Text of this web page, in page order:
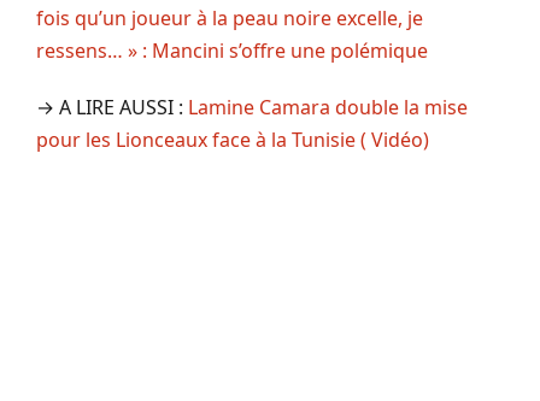
fois qu’un joueur à la peau noire excelle, je
ressens… » : Mancini s’offre une polémique
→ A LIRE AUSSI : Lamine Camara double la mise
pour les Lionceaux face à la Tunisie ( Vidéo)